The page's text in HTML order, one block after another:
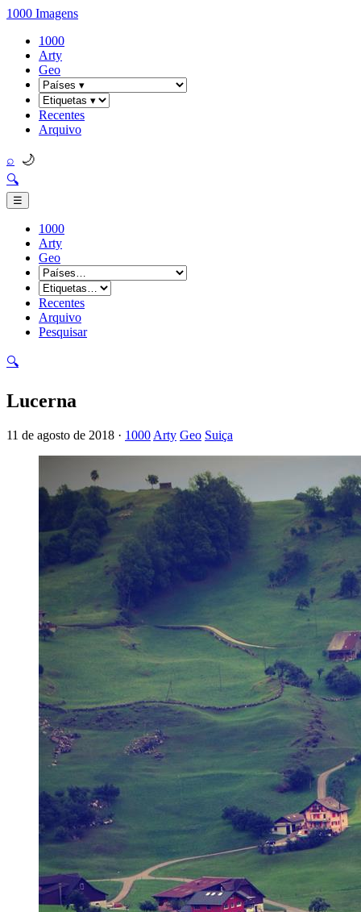
1000 Imagens
1000
Arty
Geo
Recentes
Arquivo
⌕ 🌙
🔍
☰
1000
Arty
Geo
Recentes
Arquivo
Pesquisar
🔍
Lucerna
11 de agosto de 2018 · 1000 Arty Geo Suiça